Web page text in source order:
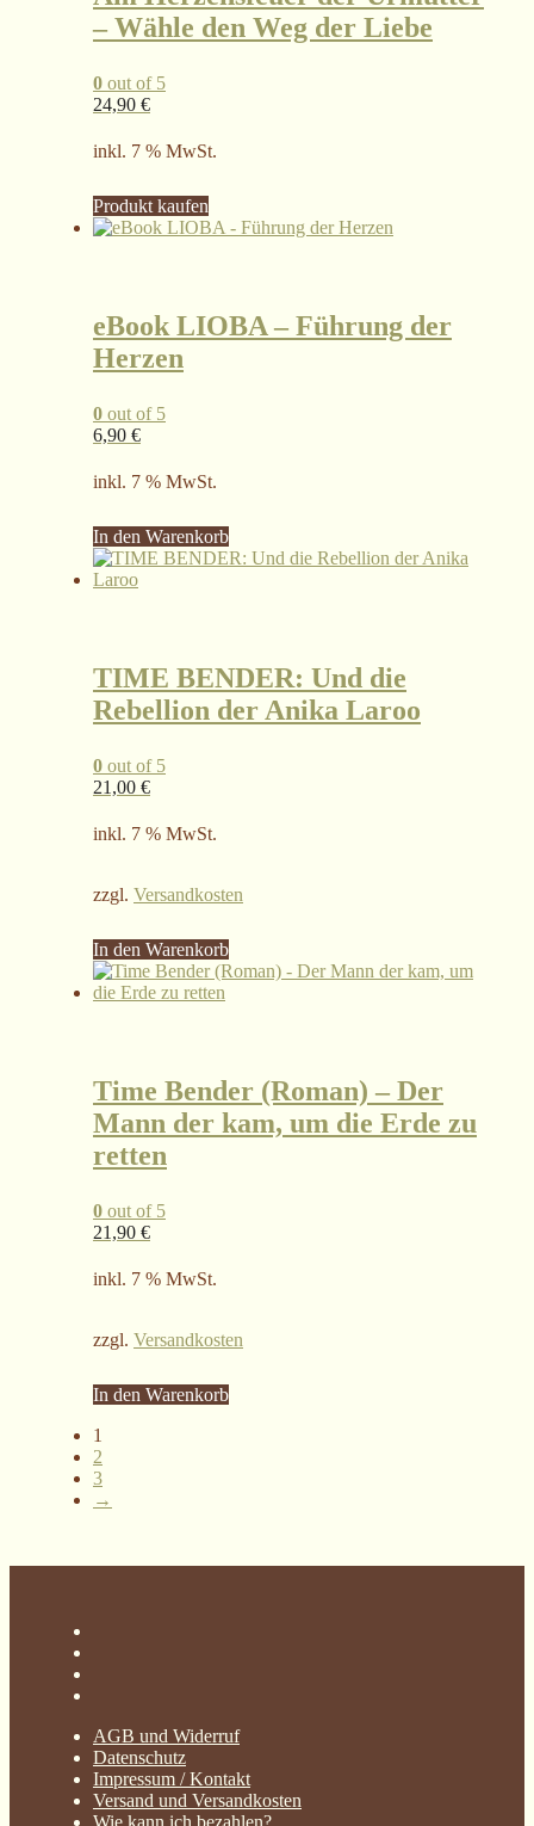
– Wähle den Weg der Liebe
0 out of 5
24,90 €
inkl. 7 % MwSt.
Produkt kaufen
eBook LIOBA – Führung der
Herzen
0 out of 5
6,90 €
inkl. 7 % MwSt.
In den Warenkorb
TIME BENDER: Und die
Rebellion der Anika Laroo
0 out of 5
21,00 €
inkl. 7 % MwSt.
zzgl. Versandkosten
In den Warenkorb
Time Bender (Roman) – Der
Mann der kam, um die Erde zu
retten
0 out of 5
21,90 €
inkl. 7 % MwSt.
zzgl. Versandkosten
In den Warenkorb
1
2
3
→
AGB und Widerruf
Datenschutz
Impressum / Kontakt
Versand und Versandkosten